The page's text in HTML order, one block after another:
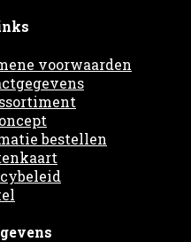
voorwaarden
bestellen